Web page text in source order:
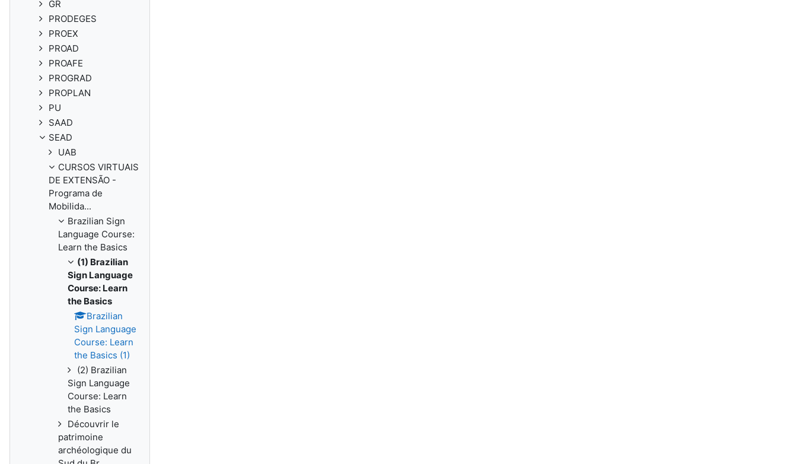
GR
PRODEGES
PROEX
PROAD
PROAFE
PROGRAD
PROPLAN
PU
SAAD
SEAD
UAB
CURSOS VIRTUAIS
DE EXTENSÃO -
Programa de
Mobilida...
Brazilian Sign
Language Course:
Learn the Basics
(1) Brazilian
Sign Language
Course: Learn
the Basics
Brazilian
Sign Language
Course: Learn
the Basics (1)
(2) Brazilian
Sign Language
Course: Learn
the Basics
Découvrir le
patrimoine
archéologique du